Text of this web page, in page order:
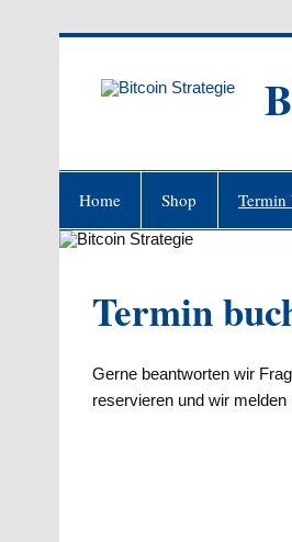
Home Shop Termin
Termin
Gerne beantworten wir
reservieren und wir melden